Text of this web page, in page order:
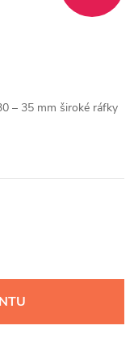
– 35 mm široké ráfky